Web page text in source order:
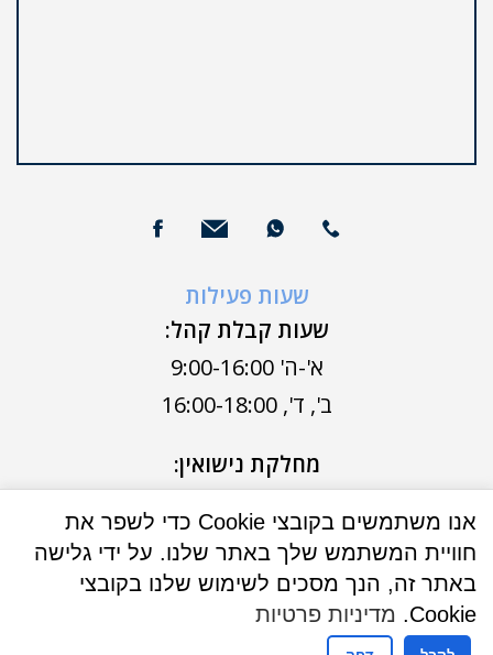
שעות פעילות
שעות קבלת קהל:
א'-ה' 9:00-16:00
ב', ד', 16:00-18:00
מחלקת נישואין:
ב',ד' 16:00-18:00
אנו משתמשים בקובצי Cookie כדי לשפר את
חוויית המשתמש שלך באתר שלנו. על ידי גלישה
באתר זה, הנך מסכים לשימוש שלנו בקובצי
Cookie.
מדיניות פרטיות